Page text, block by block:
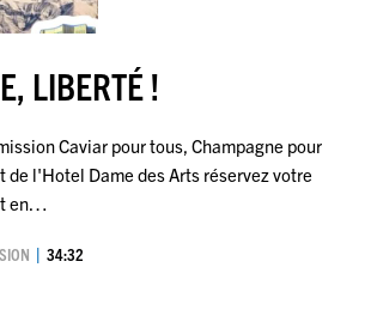
LIBERTÉ !
Caviar pour tous, Champagne pour
de l'Hotel Dame des Arts réservez votre
en…
34:32